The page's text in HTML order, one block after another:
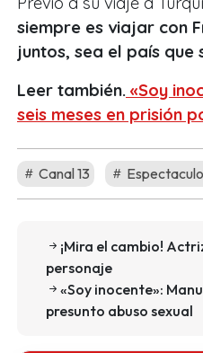
siempre es viajar con
juntos, sea el país que
Leer también. «Soy
seis meses en prisión
Canal 13
¡Mira el cambio!
personaje
«Soy inocente»:
presunto abuso sexual